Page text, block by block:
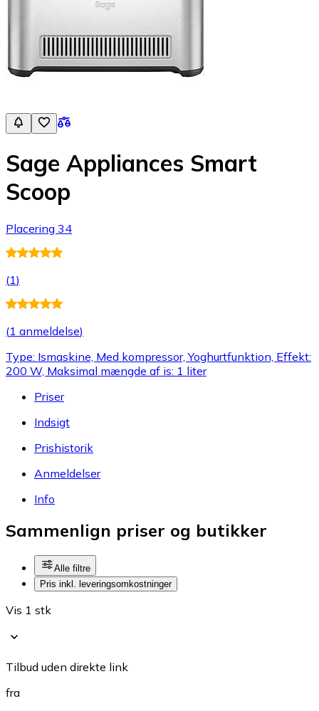
Sage Appliances Smart
Scoop
Placering 34
(1)
(1 anmeldelse)
Type: Ismaskine, Med kompressor, Yoghurtfunktion, Effekt:
200 W, Maksimal mængde af is: 1 liter
Priser
Indsigt
Prishistorik
Anmeldelser
Info
Sammenlign priser og butikker
Alle filtre
Pris inkl. leveringsomkostninger
Vis 1 stk
Tilbud uden direkte link
fra